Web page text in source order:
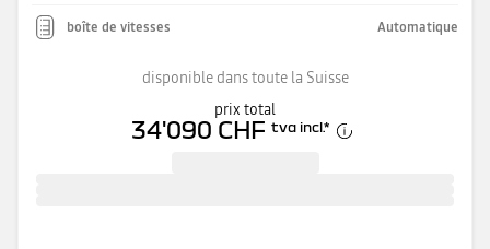
boîte de vitesses Automatique
disponible dans toute la Suisse
prix total
34'090 CHF tva incl.*